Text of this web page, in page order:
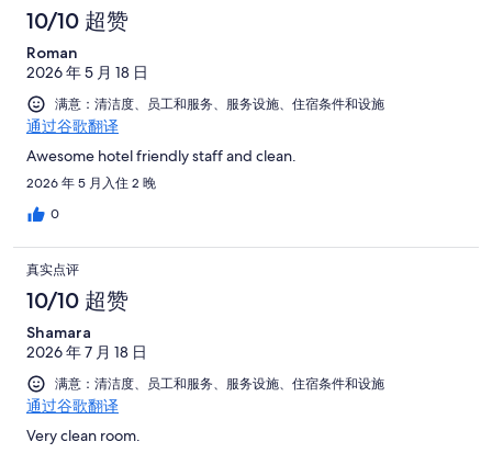
10/10 超赞
Roman
2026 年 5 月 18 日
满意：清洁度、员工和服务、服务设施、住宿条件和设施
通过谷歌翻译
Awesome hotel friendly staff and clean.
2026 年 5 月入住 2 晚
0
真实点评
10/10 超赞
Shamara
2026 年 7 月 18 日
满意：清洁度、员工和服务、服务设施、住宿条件和设施
通过谷歌翻译
Very clean room.